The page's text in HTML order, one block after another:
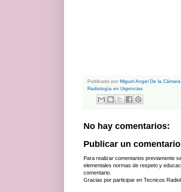
Publicado por Miguel Angel De la
Radiología en Urgencias
No hay comentarios:
Publicar un comentario
Para realizar comentarios previamente
elementales normas de respeto y
comentario.
Gracias por participar en Tecnicos